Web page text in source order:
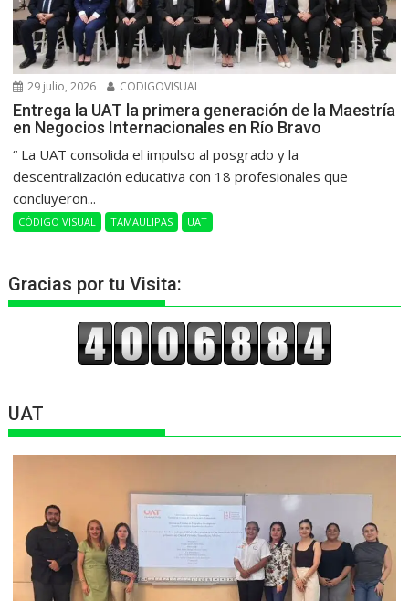
29 julio, 2026 CODIGOVISUAL
Entrega la UAT la primera generación de la Maestría
en Negocios Internacionales en Río Bravo
“ La UAT consolida el impulso al posgrado y la
descentralización educativa con 18 profesionales que
concluyeron...
CÓDIGO VISUAL TAMAULIPAS UAT
Gracias por tu Visita:
UAT